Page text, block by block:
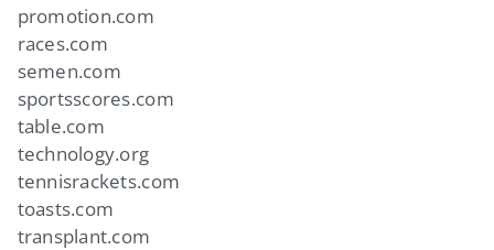
promotion.com
races.com
semen.com
sportsscores.com
table.com
technology.org
tennisrackets.com
toasts.com
transplant.com